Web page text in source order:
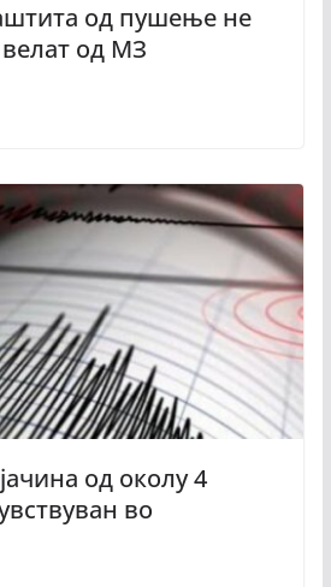
од пушење не
од МЗ
од околу 4
во